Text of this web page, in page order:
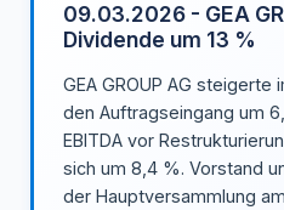
09.03.2026 - GEA
Dividende um 13 %
GEA GROUP AG
den Auftragseingang um
EBITDA vor
sich um 8,4 %. Vorstand
der Hauptversammlung